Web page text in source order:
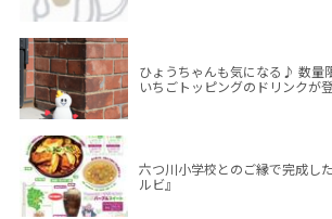
ひょうちゃんも気になる♪ 数量
いちごトッピングのドリンクが
六つ川小学校とのご縁で完成し
ルビ』